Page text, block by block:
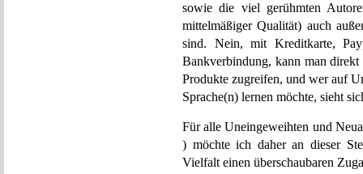
sowie die viel gerühmten
mittelmäßiger Qualität) auch
sind. Nein, mit Kreditkarte,
Bankverbindung, kann man
Produkte zugreifen, und wer auf
Sprache(n) lernen möchte, sieht
Für alle Uneingeweihten und
) möchte ich daher an dieser
Vielfalt einen überschaubaren